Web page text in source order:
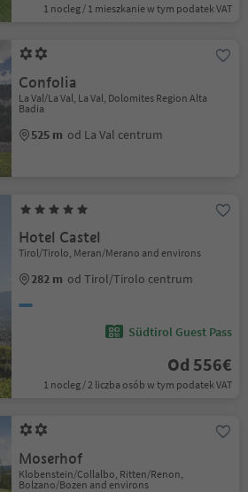
1 nocleg / 1 mieszkanie w tym podatek VAT
Confolia
La Val/La Val, La Val, Dolomites Region Alta
Badia
525 m od La Val centrum
Hotel Castel
Tirol/Tirolo, Meran/Merano and environs
282 m od Tirol/Tirolo centrum
Südtirol Guest Pass
Od 556€
1 nocleg / 2 liczba osób w tym podatek VAT
Moserhof
Klobenstein/Collalbo, Ritten/Renon,
Bolzano/Bozen and environs